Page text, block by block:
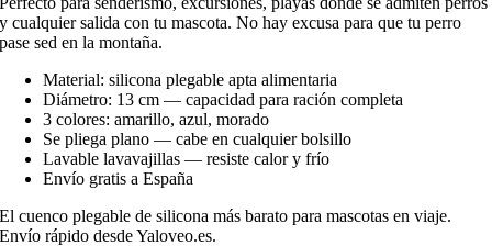
y cualquier salida con tu mascota. No hay excusa para que tu perro
pase sed en la montaña.
Material: silicona plegable apta alimentaria
Diámetro: 13 cm — capacidad para ración completa
3 colores: amarillo, azul, morado
Se pliega plano — cabe en cualquier bolsillo
Lavable lavavajillas — resiste calor y frío
Envío gratis a España
El cuenco plegable de silicona más barato para mascotas en viaje.
Envío rápido desde Yaloveo.es.